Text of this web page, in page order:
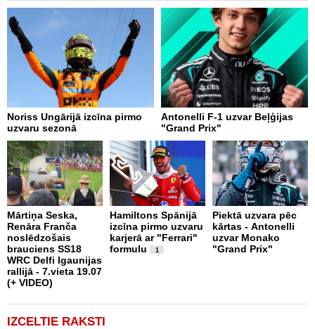
Noriss Ungārijā izcīna pirmo
uzvaru sezonā
Antonelli F-1 uzvar Beļģijas
"Grand Prix"
Mārtiņa Seska,
Renāra Franča
noslēdzošais
brauciens SS18
WRC Delfi Igaunijas
rallijā - 7.vieta 19.07
(+ VIDEO)
Hamiltons Spānijā
izcīna pirmo uzvaru
karjerā ar "Ferrari"
formulu
1
Piektā uzvara pēc
kārtas - Antonelli
uzvar Monako
"Grand Prix"
IZCELTIE RAKSTI